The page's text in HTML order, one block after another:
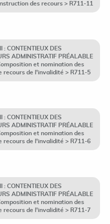
des recours > R711-11
CONTENTIEUX DES
ADMINISTRATIF PRÉALABLE
et nomination des
recours de l'invalidité > R711-5
CONTENTIEUX DES
ADMINISTRATIF PRÉALABLE
et nomination des
recours de l'invalidité > R711-6
CONTENTIEUX DES
ADMINISTRATIF PRÉALABLE
et nomination des
recours de l'invalidité > R711-7